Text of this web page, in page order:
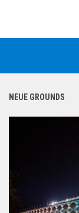
NEUE GROUNDS